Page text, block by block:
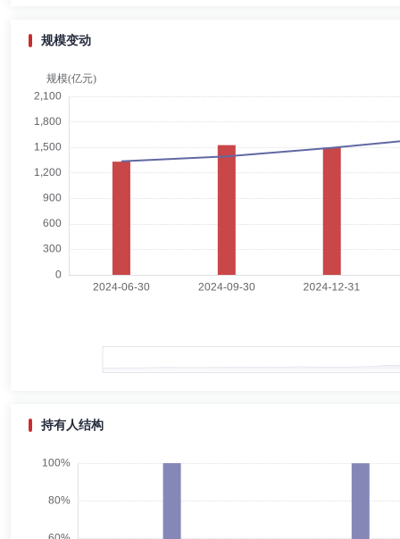
杨思群先生：独立董事，经济学博士。历任中国社会科学院财贸经济研
夏执东先生：独立董事，经济学硕士。历任财政部科研所会计研究所副
周浩先生：督察长，法学硕士。历任中国证券监督管理委员会主任科
规模变动
持有人结构